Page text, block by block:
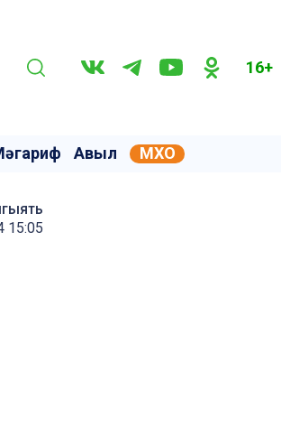
16+
Авыл МХО
15:05